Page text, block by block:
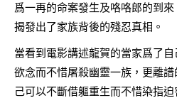
爲一再的命案發生及咯咯郎的到
揭發出了家族背後的殘忍真相。
當看到電影講述龍賀的當家爲了自
欲念而不惜屠殺幽靈一族，更離譜
己可以不斷借軀重生而不惜染指